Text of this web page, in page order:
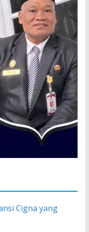
Cigna yang